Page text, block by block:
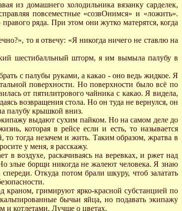
из домашнего холодильника вязанку сарделек,
повсеместные «созвОнимся» и «ложить».
ряда. При этом они жутко матерятся, когда
то я отвечу: «Я никогда ничего не ставлю на
шестибалльный шторм, я им вымыла палубу в
с палубы руками, а какао - оно ведь жидкое. Я
поверхности. Но поверхности было всё по
от пятилитрового чайника с какао. Я видела,
возвращения стола. Но он туда не вернулся, он
палубу крышкой вниз.
выдают сухим пайком. Но на самом деле до
которая в рейсе если и есть, то называется
тогда незачем и жить. Таким образом, жратва в
у меня, я расскажу.
в воздухе, раскачиваясь на веревках, и ржет над
злые борщи никогда не жалеют человека. Я знаю
Откуда потом брали шкуру, чтоб залатать
гримируют ярко-красной субстанцией по
бычьи яйца, но подавать экипажу
и котлетами. Лучше о цветах.